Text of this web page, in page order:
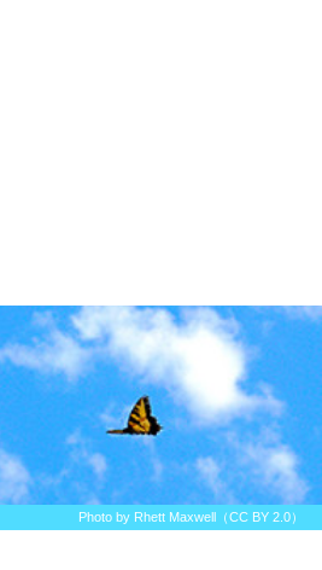
Photo by Rhett Maxwell（CC BY 2.0）